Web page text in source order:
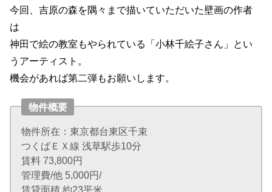
今回、吉原の森を隅々まで描いていただいた壁画の作者
は
神田で絵の教室もやられている「小林千絵子さん」とい
うアーティスト。
機会があれば第二弾もお願いします。
物件概要
物件所在：東京都台東区千束
つくばＥＸ線 浅草駅歩10分
賃料 73,800円
管理費/他 5,000円/
賃貸面積 約23平米